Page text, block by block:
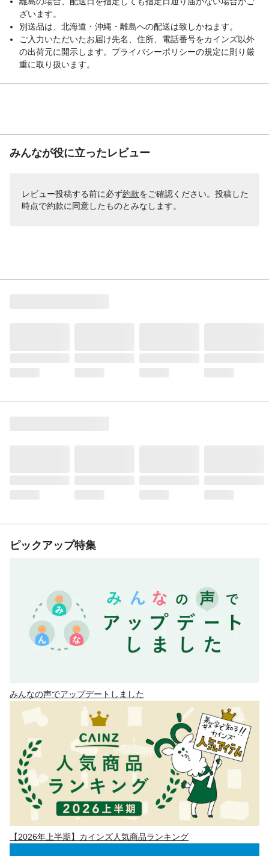
ざいます。
別送品は、北海道・沖縄・離島への配送は致しかねます。
ご入力いただいたお届け先名、住所、電話番号をカインズ以外
の出荷元に開示します。プライバシーポリシーの規定に則り厳
重に取り扱います。
みんなが役に立ったレビュー
レビュー投稿する前に必ず約款をご確認ください。投稿した
時点で約款に同意したものとみなします。
ピックアップ特集
みんなの声でアップデートしました
【2026年上半期】カインズ人気商品ランキング